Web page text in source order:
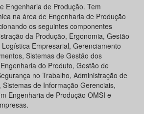
Engenharia de Produção. Tem
na área de Engenharia de Produção
os seguintes componentes
da Produção, Ergonomia, Gestão
Empresarial, Gerenciamento
Sistemas de Gestão dos
do Produto, Gestão de
no Trabalho, Administração de
Sistemas de Informação Gerenciais,
Engenharia de Produção OMSI e